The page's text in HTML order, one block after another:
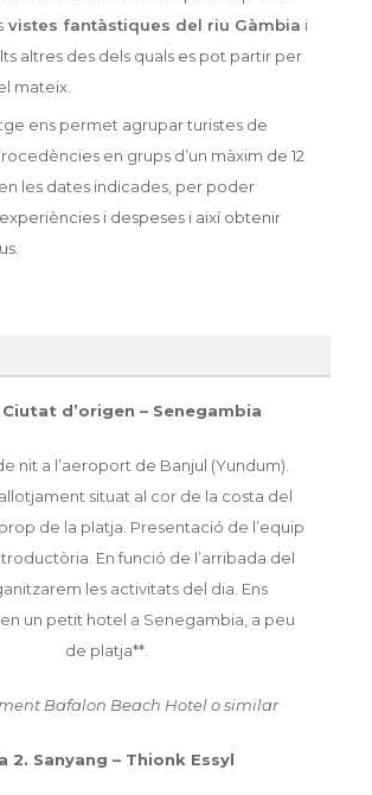
vistes fantàstiques del riu Gàmbia i
altres des dels quals es pot partir per
mateix.
ens permet agrupar turistes de
en grups d’un màxim de 12
les dates indicades, per poder
i despeses i així obtenir
Ciutat d’origen – Senegambia
nit a l’aeroport de Banjul (Yundum).
situat al cor de la costa del
de la platja. Presentació de l’equip
En funció de l’arribada del
les activitats del dia. Ens
un petit hotel a Senegambia, a peu
de platja**.
Bafalon Beach Hotel o similar
2. Sanyang – Thionk Essyl